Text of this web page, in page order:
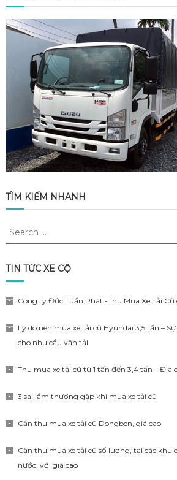
TÌM KIẾM NHANH
Search
TIN TỨC XE CỘ
Công ty Đức Tuấn Phát -Thu Mua Xe Tải
Lý do nên mua xe tải cũ Hyundai 3,5 tấn –
cho nhu cầu vận tải
Thu mua xe tải cũ từ 1 tấn đến 3,4 tấn – Địa
3 sai lầm thường gặp khi mua xe tải cũ
Cần thu mua xe tải cũ Dongben, giá cao
Cần thu mua xe tải cũ số lượng, tại các khu
nước, với giá cao